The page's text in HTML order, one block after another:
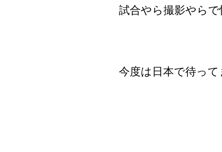
試合やら撮影やら
今度は日本で待っ